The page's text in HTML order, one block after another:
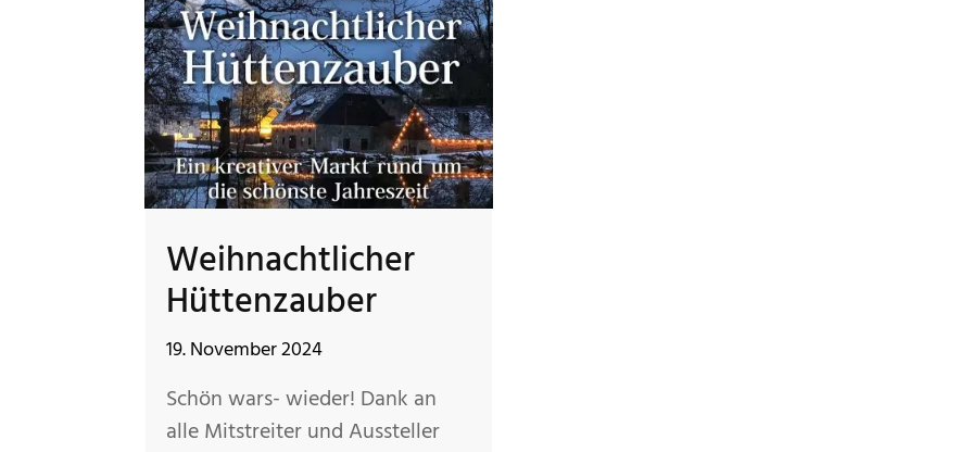
Weihnachtlicher
Hüttenzauber
19. November 2024
Schön wars- wieder! Dank an
alle Mitstreiter und Aussteller